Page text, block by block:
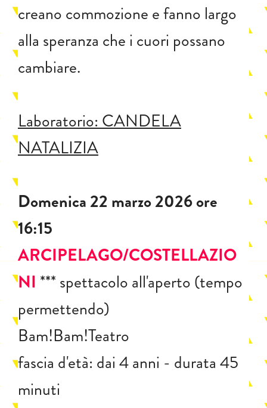
creano commozione e fanno largo
alla speranza che i cuori possano
cambiare.
Laboratorio: CANDELA
NATALIZIA
Domenica 22 marzo 2026 ore
16:15
ARCIPELAGO/COSTELLAZIO
NI *** spettacolo all'aperto (tempo
permettendo)
Bam!Bam!Teatro
fascia d'età: dai 4 anni - durata 45
minuti